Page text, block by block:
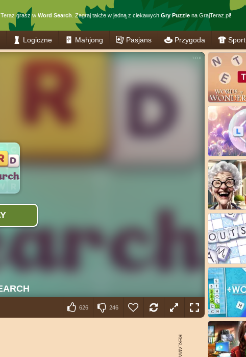
Teraz grasz w Word Search . Zagraj także w jedną z ciekawych Gry Puzzlena GrajTeraz.pl!
Logiczne Mahjong Pasjans Przygoda Sport
626 246